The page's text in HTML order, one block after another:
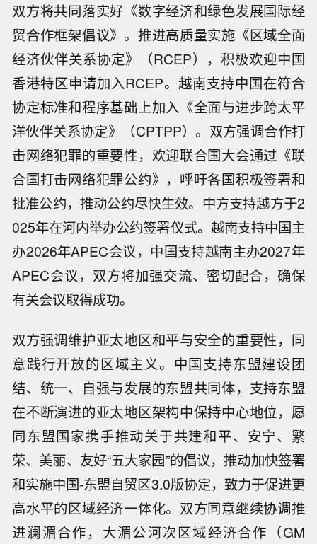
双方将共同落实好《数字经济和绿色发展国际经
贸合作框架倡议》。推进高质量实施《区域全面
经济伙伴关系协定》（RCEP），积极欢迎中国
香港特区申请加入RCEP。越南支持中国在符合
协定标准和程序基础上加入《全面与进步跨太平
洋伙伴关系协定》（CPTPP）。双方强调合作打
击网络犯罪的重要性，欢迎联合国大会通过《联
合国打击网络犯罪公约》，呼吁各国积极签署和
批准公约，推动公约尽快生效。中方支持越方于2
025年在河内举办公约签署仪式。越南支持中国主
办2026年APEC会议，中国支持越南主办2027年
APEC会议，双方将加强交流、密切配合，确保
有关会议取得成功。
双方强调维护亚太地区和平与安全的重要性，同
意践行开放的区域主义。中国支持东盟建设团
结、统一、自强与发展的东盟共同体，支持东盟
在不断演进的亚太地区架构中保持中心地位，愿
同东盟国家携手推动关于共建和平、安宁、繁
荣、美丽、友好“五大家园”的倡议，推动加快签署
和实施中国-东盟自贸区3.0版协定，致力于促进更
高水平的区域经济一体化。双方同意继续协调推
进澜湄合作，大湄公河次区域经济合作（GM